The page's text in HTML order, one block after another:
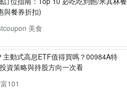
與餐券折扣)
美食
主動式高息ETF值得買嗎？00984A特
資策略與持股方向一次看
101